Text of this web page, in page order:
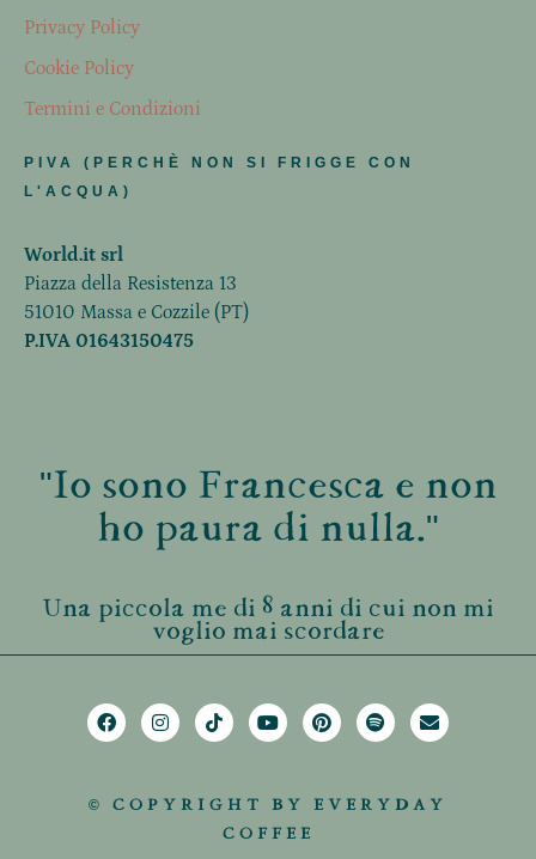
Privacy Policy
Cookie Policy
Termini e Condizioni
PIVA (PERCHÈ NON SI FRIGGE CON
L'ACQUA)
World.it srl
Piazza della Resistenza 13
51010 Massa e Cozzile (PT)
P.IVA 01643150475
"Io sono Francesca e non
ho paura di nulla."
Una piccola me di 8 anni di cui non mi
voglio mai scordare
© COPYRIGHT BY EVERYDAY
COFFEE